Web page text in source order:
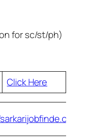
for sc/st/ph)
Click Here